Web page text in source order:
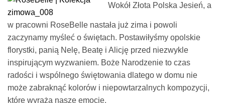
Wokół Złota Polska Jesień, a
w pracowni RoseBelle nastała już zima i powoli
zaczynamy myśleć o świętach. Postawiłyśmy opolskie
florystki, panią Nelę, Beatę i Alicję przed niezwykle
inspirującym wyzwaniem. Boże Narodzenie to czas
radości i wspólnego świętowania dlatego w domu nie
może zabraknąć kolorów i niepowtarzalnych kompozycji,
które wyrażą nasze emocje.